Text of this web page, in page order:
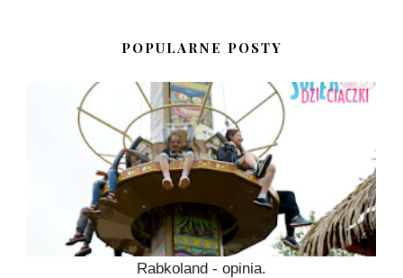
POPULARNE POSTY
Rabkoland - opinia.